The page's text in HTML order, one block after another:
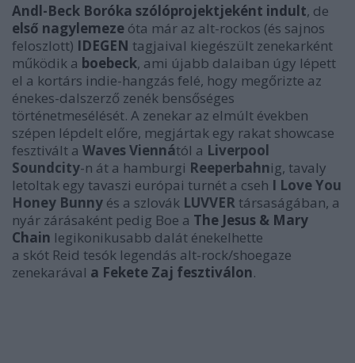
Andl-Beck Boróka szólóprojektjeként indult, de
első nagylemeze óta már az alt-rockos (és sajnos
feloszlott) IDEGEN tagjaival kiegészült zenekarként
működik a boebeck, ami újabb dalaiban úgy lépett
el a kortárs indie-hangzás felé, hogy megőrizte az
énekes-dalszerző zenék bensőséges
történetmesélését. A zenekar az elmúlt években
szépen lépdelt előre, megjártak egy rakat showcase
fesztivált a Waves Viennától a Liverpool
Soundcity-n át a hamburgi Reeperbahnig, tavaly
letoltak egy tavaszi európai turnét a cseh I Love You
Honey Bunny és a szlovák LUVVER társaságában, a
nyár zárásaként pedig Boe a The Jesus & Mary
Chain legikonikusabb dalát énekelhette
a skót Reid tesók legendás alt-rock/shoegaze
zenekarával a Fekete Zaj fesztiválon.